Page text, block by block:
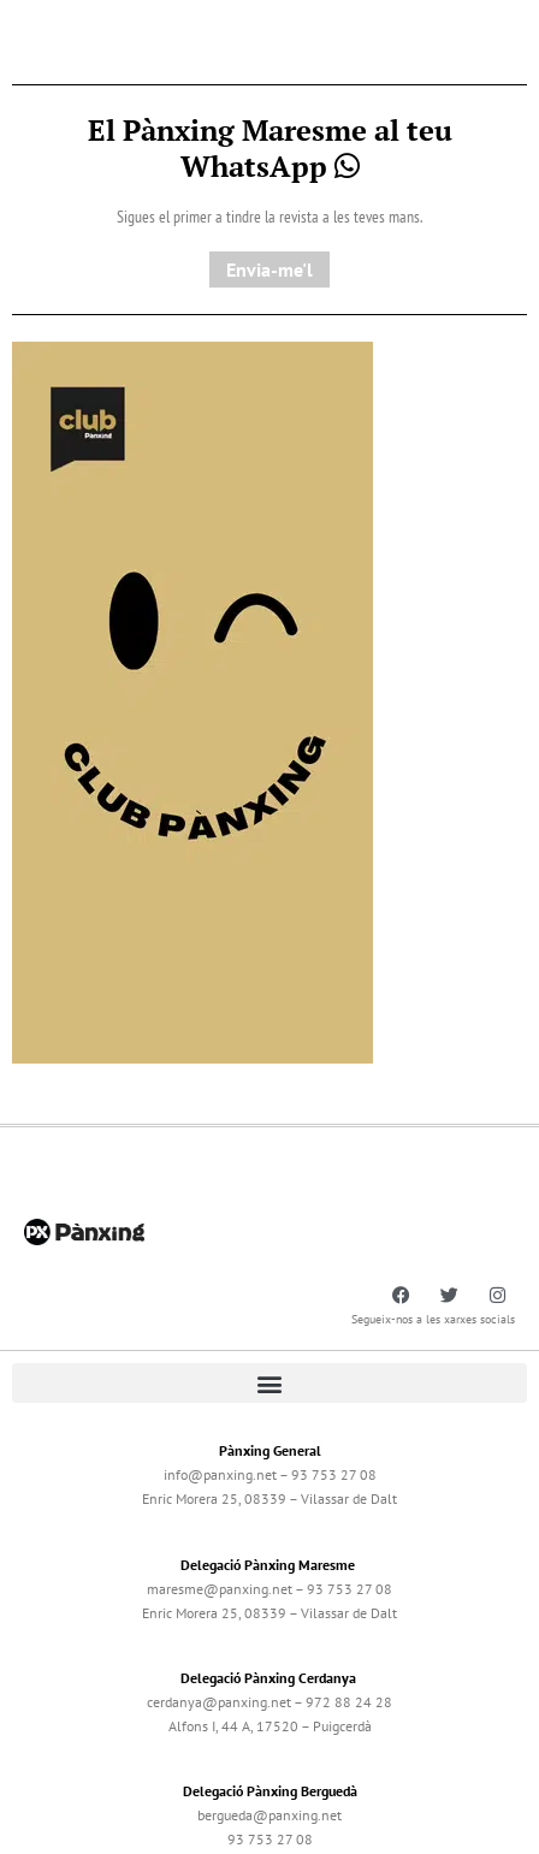
El Pànxing Maresme al teu
WhatsApp
Sigues el primer a tindre la revista a les teves mans.
Envia-me'l
Segueix-nos a les xarxes socials
Pànxing General
info@panxing.net – 93 753 27 08
Enric Morera 25, 08339 – Vilassar de Dalt
Delegació Pànxing Maresme
maresme@panxing.net – 93 753 27 08
Enric Morera 25, 08339 – Vilassar de Dalt
Delegació Pànxing Cerdanya
cerdanya@panxing.net – 972 88 24 28
Alfons I, 44 A, 17520 – Puigcerdà
Delegació Pànxing Berguedà
bergueda@panxing.net
93 753 27 08